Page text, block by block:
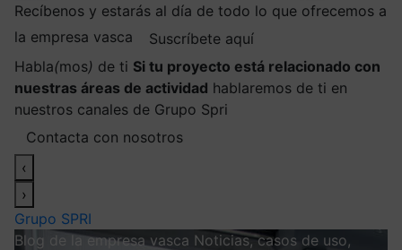
Recíbenos y estarás al día de todo lo que ofrecemos a
la empresa vasca
Suscríbete aquí
Habla(mos) de ti Si tu proyecto está relacionado con
nuestras áreas de actividad hablaremos de ti en
nuestros canales de Grupo Spri
Contacta con nosotros
‹
›
Grupo SPRI
Blog de la empresa vasca Noticias, casos de uso,